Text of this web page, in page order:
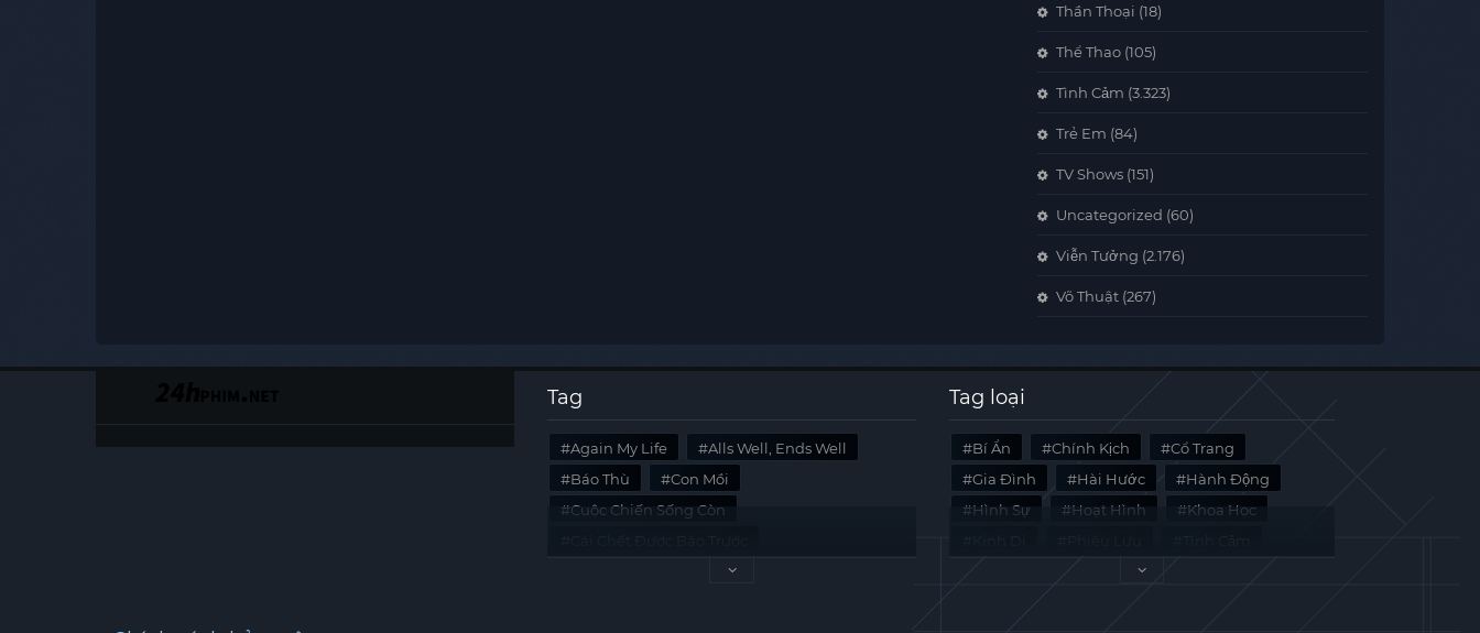
Thần Thoại (18)
Thể Thao (105)
Tình Cảm (3.323)
Trẻ Em (84)
TV Shows (151)
Uncategorized (60)
Viễn Tưởng (2.176)
Võ Thuật (267)
Tag
Again My Life
Alls Well, Ends Well
Báo Thù
Con Mồi
Cuộc Chiến Sống Còn
Last Summer
Tag loại
Bí Ẩn Chính Kịch
Cổ Trang
Gia Đình
Hài Hước
Hành Động
Hình Sự
Hoạt Hình
Khoa Học
Tài Liệu
Tâm Lý Viễn Tưởng